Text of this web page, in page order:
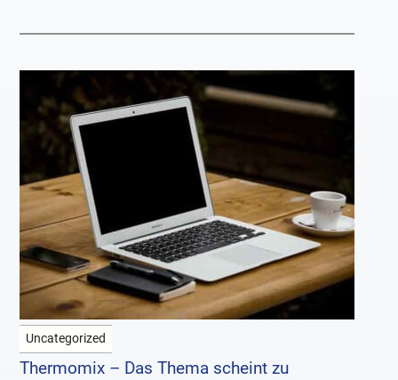
Uncategorized
Thermomix – Das Thema scheint zu